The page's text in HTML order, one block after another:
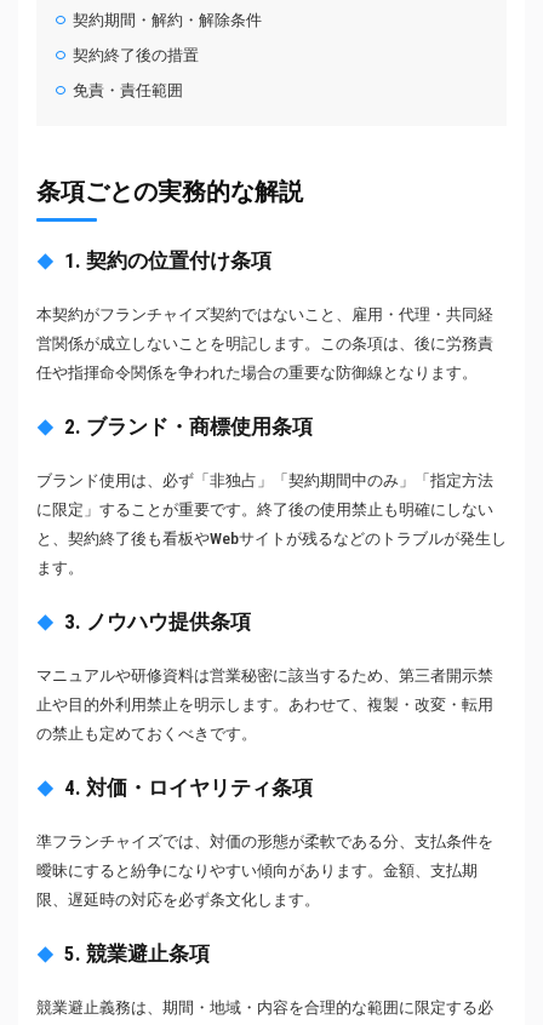
契約期間・解約・解除条件
契約終了後の措置
免責・責任範囲
条項ごとの実務的な解説
1. 契約の位置付け条項
本契約がフランチャイズ契約ではないこと、雇用・代理・共同経
営関係が成立しないことを明記します。この条項は、後に労務責
任や指揮命令関係を争われた場合の重要な防御線となります。
2. ブランド・商標使用条項
ブランド使用は、必ず「非独占」「契約期間中のみ」「指定方法
に限定」することが重要です。終了後の使用禁止も明確にしない
と、契約終了後も看板やWebサイトが残るなどのトラブルが発生し
ます。
3. ノウハウ提供条項
マニュアルや研修資料は営業秘密に該当するため、第三者開示禁
止や目的外利用禁止を明示します。あわせて、複製・改変・転用
の禁止も定めておくべきです。
4. 対価・ロイヤリティ条項
準フランチャイズでは、対価の形態が柔軟である分、支払条件を
曖昧にすると紛争になりやすい傾向があります。金額、支払期
限、遅延時の対応を必ず条文化します。
5. 競業避止条項
競業避止義務は、期間・地域・内容を合理的な範囲に限定する必